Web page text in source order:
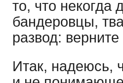
то, что некогда
бандеровцы,
развод:
Итак, надеюсь,